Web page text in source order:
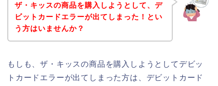
ザ・キッスの商品を購入しようとして、デ
ビットカードエラーが出てしまった！とい
う方はいませんか？
もしも、ザ・キッスの商品を購入しようとしてデビッ
トカードエラーが出てしまった方は、デビットカード